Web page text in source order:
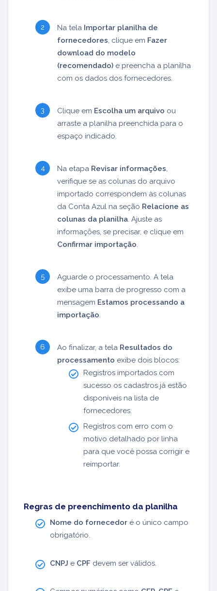
Na tela Importar planilha de
fornecedores , clique em Fazer
download do modelo
(recomendado) e preencha a planilha
com os dados dos fornecedores.
Clique em Escolha um arquivo ou
arraste a planilha preenchida para o
espaço indicado.
Na etapa Revisar informações
verifique se as colunas do arquivo
importado correspondem às colunas
da Conta Azul na seção Relacione as
colunas da planilha . Ajuste as
informações, se precisar, e clique em
Confirmar importação
Aguarde o processamento. A tela
exibe uma barra de progresso com a
mensagem Estamos processando a
importação
Ao finalizar, a tela Resultados do
processamento exibe dois blocos:
Registros importados com
sucesso os cadastros já estão
disponíveis na lista de
fornecedores.
Registros com erro com o
motivo detalhado por linha
para que você possa corrigir e
reimportar.
Regras de preenchimento da planilha
Nome do fornecedor é o único campo
obrigatório.
CNPJ e CPF devem ser válidos.